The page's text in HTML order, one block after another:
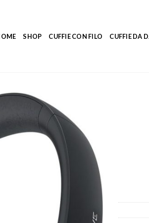
SHOP CUFFIE CON FILO CUFFIE DA